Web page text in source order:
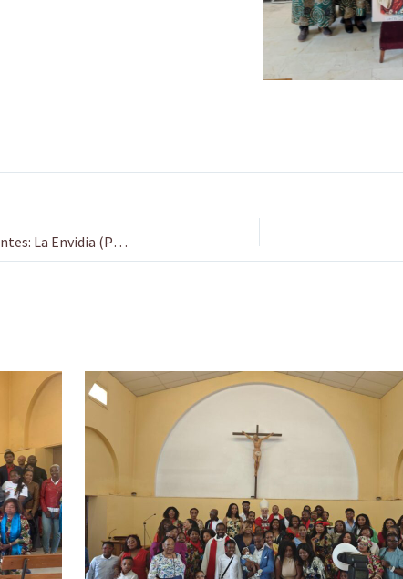
Anatomía Psicológica de las Pasiones Dominantes: La Envidia (Pecado Capital)